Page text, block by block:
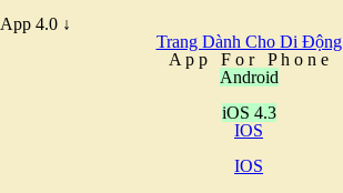
App 4.0 ↓
Trang Dành Cho Di Động
A p p F o r P h o n e
Android
iOS 4.3
IOS
IOS